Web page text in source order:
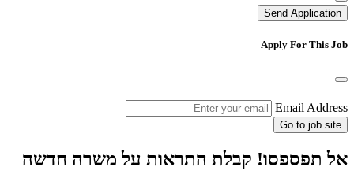
Send Application
Apply For This Job
Email Address
Go to job site
אל תפספסו! קבלת התראות על משרה חדשה